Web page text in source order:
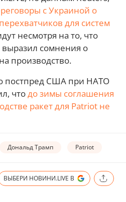
с Украиной о
для систем
несмотря на то, что
сомнения о
производство.
постпред США при НАТО
чтодо зимы соглашения
ракет для Patriot не
Дональд Трамп Patriot
ВЫБЕРИ НОВИНИ.LIVE В